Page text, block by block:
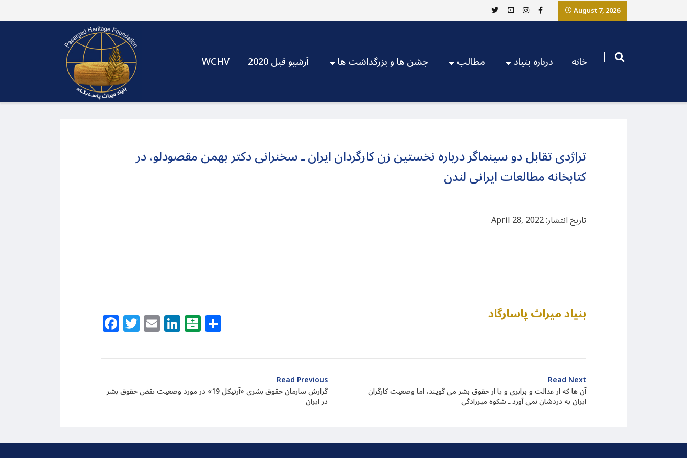
August 7, 2026
WCHV آرشیو قبل 2020 جشن ها و بزرگداشت ها مطالب درباره بنیاد خانه
تراژدی تقابل دو سینماگر درباره نخستین زن کارگردان ایران ـ سخنرانی دکتر بهمن مقصودلو، در
کتابخانه مطالعات ایرانی لندن
تاریخ انتشار: April 28, 2022
Facebook
Twitter
EmailLinkedIn
Balatarin بنیاد میراث پاسارگاد
Read Previous
گزارش سازمان حقوق بشری «آرتیکل 19» در مورد وضعیت نقض حقوق بشر
در ایران
Read Next
آن ها که از عدالت و برابری و یا از حقوق بشر می گویند، اما وضعیت کارگران
ایران به دردشان نمی آورد ـ شکوه میرزادگی